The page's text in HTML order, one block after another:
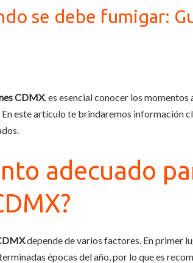
se debe fumigar:
CDMX, es esencial conocer los
este artículo te brindaremos información
adecuado
depende de varios factores. En primer
épocas del año, por lo que es